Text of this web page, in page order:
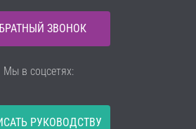
ЗВОНОК
РУКОВОДСТВУ
Мы в соцсетях: